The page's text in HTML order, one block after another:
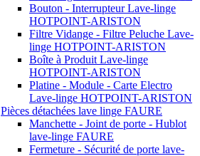
Bouton - Interrupteur Lave-linge
HOTPOINT-ARISTON
Filtre Vidange - Filtre Peluche Lave-
linge HOTPOINT-ARISTON
Boîte à Produit Lave-linge
HOTPOINT-ARISTON
Platine - Module - Carte Electro
Lave-linge HOTPOINT-ARISTON
Pièces détachées lave linge FAURE
Manchette - Joint de porte - Hublot
lave-linge FAURE
Fermeture - Sécurité de porte lave-